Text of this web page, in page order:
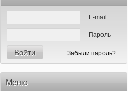
E-mail
Пароль
Войти Забыли пароль?
Меню